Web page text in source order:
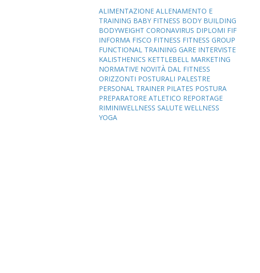
ALIMENTAZIONE ALLENAMENTO E
TRAINING BABY FITNESS BODY BUILDING
BODYWEIGHT CORONAVIRUS DIPLOMI FIF
INFORMA FISCO FITNESS FITNESS GROUP
FUNCTIONAL TRAINING GARE INTERVISTE
KALISTHENICS KETTLEBELL MARKETING
NORMATIVE NOVITÀ DAL FITNESS
ORIZZONTI POSTURALI PALESTRE
PERSONAL TRAINER PILATES POSTURA
PREPARATORE ATLETICO REPORTAGE
RIMINIWELLNESS SALUTE WELLNESS
YOGA